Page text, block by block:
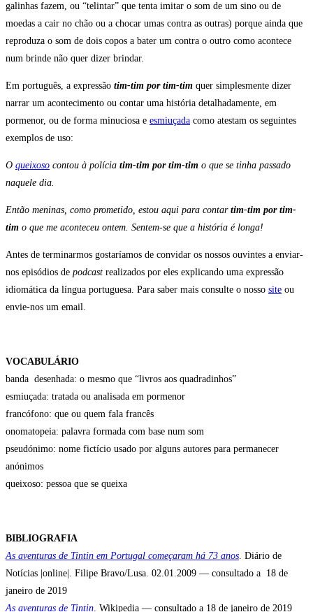
galinhas fazem, ou “telintar” que tenta imitar o som de um sino ou de
moedas a cair no chão ou a chocar umas contra as outras) porque ainda que
reproduza o som de dois copos a bater um contra o outro como acontece
num brinde não quer dizer brindar.
Em português, a expressão tim-tim por tim-tim quer simplesmente dizer
narrar um acontecimento ou contar uma história detalhadamente, em
pormenor, ou de forma minuciosa e esmiuçada como atestam os seguintes
exemplos de uso:
O queixoso contou à polícia tim-tim por tim-tim o que se tinha passado
naquele dia.
Então meninas, como prometido, estou aqui para contar tim-tim por tim-
tim o que me aconteceu ontem. Sentem-se que a história é longa!
Antes de terminarmos gostaríamos de convidar os nossos ouvintes a enviar-
nos episódios de podcast realizados por eles explicando uma expressão
idiomática da língua portuguesa. Para saber mais consulte o nosso site ou
envie-nos um email.
VOCABULÁRIO
banda desenhada: o mesmo que “livros aos quadradinhos”
esmiuçada: tratada ou analisada em pormenor
francófono: que ou quem fala francês
onomatopeia: palavra formada com base num som
pseudónimo: nome fictício usado por alguns autores para permanecer
anónimos
queixoso: pessoa que se queixa
BIBLIOGRAFIA
As aventuras de Tintin em Portugal começaram há 73 anos. Diário de
Notícias |online|. Filipe Bravo/Lusa. 02.01.2009 — consultado a 18 de
janeiro de 2019
As aventuras de Tintin. Wikipedia — consultado a 18 de janeiro de 2019